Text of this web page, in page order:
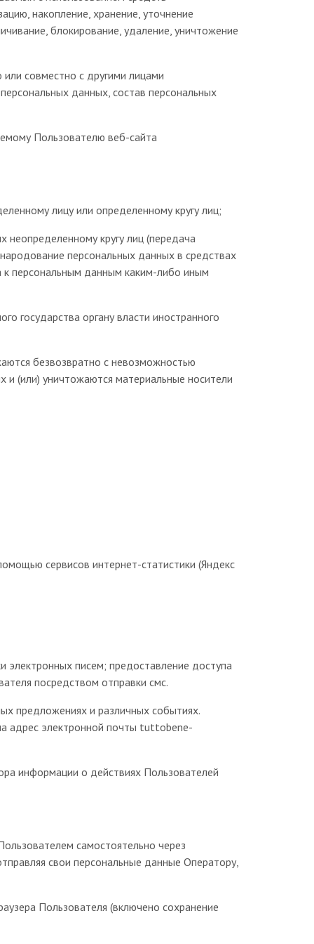
накопление, хранение, уточнение
блокирование, удаление, уничтожение
совместно с другими лицами
данных, состав персональных
Пользователю веб-сайта
лицу или определенному кругу лиц;
кругу лиц (передача
персональных данных в средствах
персональным данным каким-либо иным
государства органу власти иностранного
безвозвратно с невозможностью
(или) уничтожаются материальные носители
сервисов интернет-статистики (Яндекс
писем; предоставление доступа
посредством отправки смс.
предложениях и различных событиях.
адрес электронной почты tuttobene-
информации о действиях Пользователей
самостоятельно через
свои персональные данные Оператору,
Пользователя (включено сохранение